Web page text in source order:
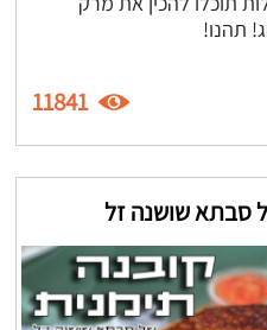
תהנו!
11841
סבתא שושנה זל